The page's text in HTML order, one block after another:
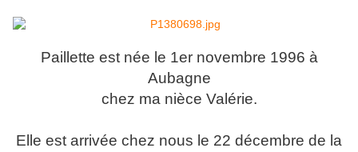
Paillette est née le 1er novembre 1996 à
Aubagne
chez ma nièce Valérie.
Elle est arrivée chez nous le 22 décembre de la